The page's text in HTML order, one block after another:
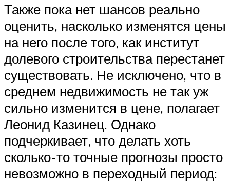
Также пока нет шансов реально
оценить, насколько изменятся цены
на него после того, как институт
долевого строительства перестанет
существовать. Не исключено, что в
среднем недвижимость не так уж
сильно изменится в цене, полагает
Леонид Казинец. Однако
подчеркивает, что делать хоть
сколько-то точные прогнозы просто
невозможно в переходный период: